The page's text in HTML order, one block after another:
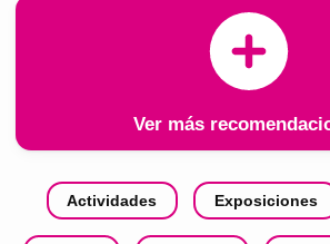
Ver más
Actividades Exposiciones